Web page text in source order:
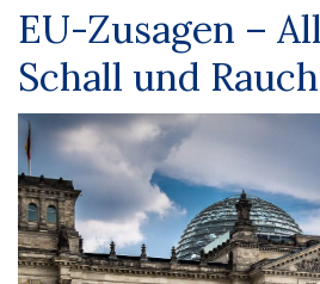
EU-Zusagen –
Schall und Rauch